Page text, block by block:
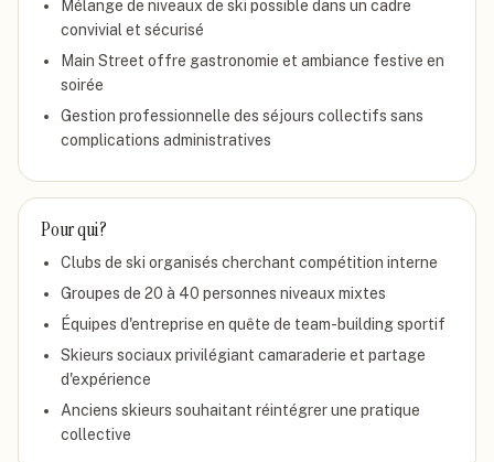
Mélange de niveaux de ski possible dans un cadre
convivial et sécurisé
Main Street offre gastronomie et ambiance festive en
soirée
Gestion professionnelle des séjours collectifs sans
complications administratives
Pour qui ?
Clubs de ski organisés cherchant compétition interne
Groupes de 20 à 40 personnes niveaux mixtes
Équipes d'entreprise en quête de team-building sportif
Skieurs sociaux privilégiant camaraderie et partage
d'expérience
Anciens skieurs souhaitant réintégrer une pratique
collective